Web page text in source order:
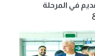
رابط التقديم في المرحلة